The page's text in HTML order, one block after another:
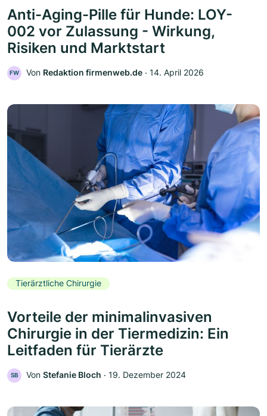
Anti-Aging-Pille für Hunde: LOY-
002 vor Zulassung - Wirkung,
Risiken und Marktstart
FW Von Redaktion firmenweb.de ‧ 14. April 2026
Tierärztliche Chirurgie
Vorteile der minimalinvasiven
Chirurgie in der Tiermedizin: Ein
Leitfaden für Tierärzte
SB Von Stefanie Bloch ‧ 19. Dezember 2024